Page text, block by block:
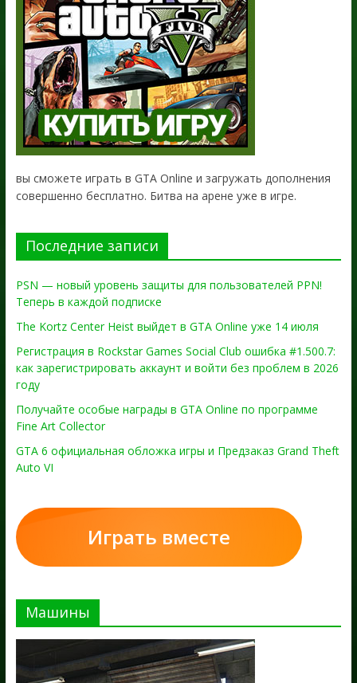
вы сможете играть в GTA Online и загружать дополнения
совершенно бесплатно. Битва на арене уже в игре.
Последние записи
PSN — новый уровень защиты для пользователей PPN!
Теперь в каждой подписке
The Kortz Center Heist выйдет в GTA Online уже 14 июля
Регистрация в Rockstar Games Social Club ошибка #1.500.7:
как зарегистрировать аккаунт и войти без проблем в 2026
году
Получайте особые награды в GTA Online по программе
Fine Art Collector
GTA 6 официальная обложка игры и Предзаказ Grand Theft
Auto VI
Играть вместе
Машины